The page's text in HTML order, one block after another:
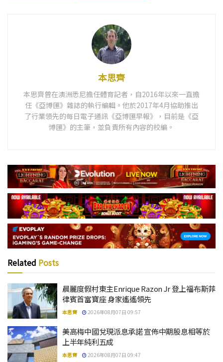
本思齊
本思齊曾在澳洲悉尼擔任體育記者，自2016年以來一直擔
任《亞博匯》雜誌的執行編輯。他於2017年4月協助推出
了行業領先的每日電子通訊《亞博匯早報》，目前是《亞
博匯》的主筆，並負責所有內容的校編。
Related Posts
晨麗度假村東主Enrique Razon Jr 登上福布斯菲
律賓首富寶座 身家遙遙領先
本思齊 2026年08月07日 09:57
美高梅中國兌現派息承諾 宣佈中期股息相等於
上半年純利五成
本思齊 2026年08月07日 09:47